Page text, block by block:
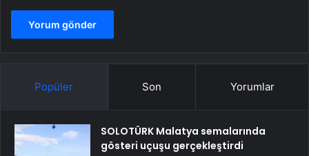
Popüler Son Yorumlar
SOLOTÜRK Malatya semalarında
gösteri uçuşu gerçekleştirdi